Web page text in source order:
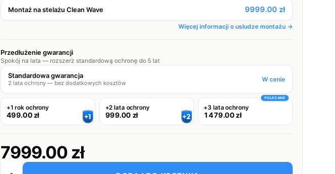
Montaż na stelażu Clean Wave 9999.00 zł
Więcej informacji o usłudze montażu →
Przedłużenie gwarancji
Spokój na lata — rozszerz standardową ochronę do 5 lat
Standardowa gwarancja
2 lata ochrony — bez dodatkowych kosztów
W cenie
+1 rok ochrony
499.00 zł
+2 lata ochrony
999.00 zł
POLECANE
+3 lata ochrony
1479.00 zł
7999.00 zł